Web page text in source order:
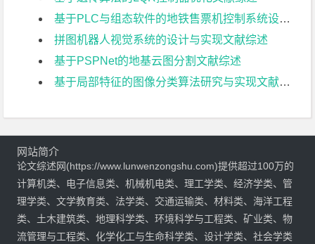
基于PLC与组态软件的地铁售票机控制系统设计文献综述
拼图机器人视觉系统的设计与实现文献综述
基于PSPNet的地基云图分割文献综述
基于局部特征的图像分类算法研究与实现文献综述
网站简介
论文综述网(https://www.lunwenzongshu.com)提供超过100万的
计算机类、电子信息类、机械机电类、理工学类、经济学类、管
理学类、文学教育类、法学类、交通运输类、材料类、海洋工程
类、土木建筑类、地理科学类、环境科学与工程类、矿业类、物
流管理与工程类、化学化工与生命科学类、设计学类、社会学类